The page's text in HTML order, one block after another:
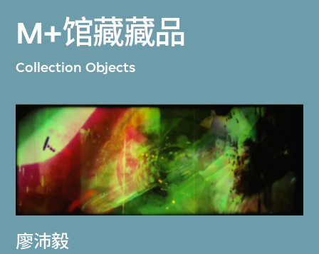
M+馆藏藏品
Collection Objects
廖沛毅